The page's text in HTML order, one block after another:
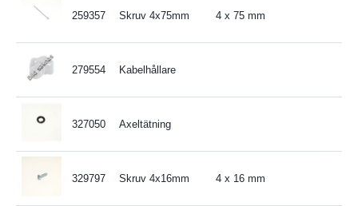
259357 Skruv 4x75mm 4 x 75 mm
279554 Kabelhållare
327050 Axeltätning
329797 Skruv 4x16mm 4 x 16 mm